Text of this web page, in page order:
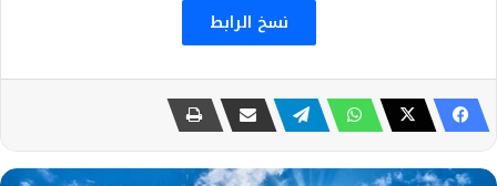
نسخ الرابط